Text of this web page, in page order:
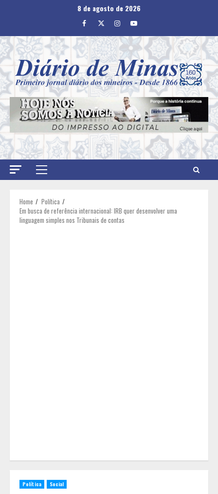
8 de agosto de 2026
Facebook
TwitterInstagram
Youtube
Primary
Home
Política
Em busca de referência internacional: IRB quer desenvolver uma
linguagem simples nos Tribunais de contas
Política Social